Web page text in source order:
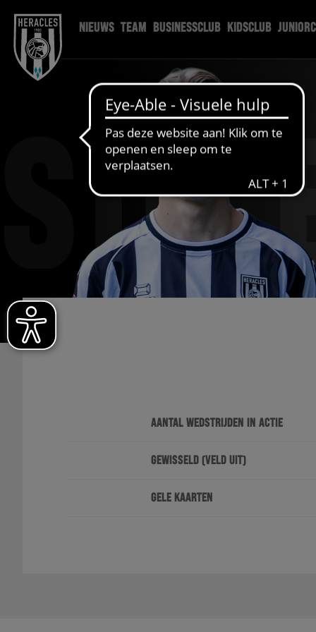
NIEUWS TEAM BUSINESSCLUB KIDSCLUB
SIL
AANTAL WEDSTRIJDEN IN ACTIE
GEWISSELD (VELD UIT)
GELE KAARTEN